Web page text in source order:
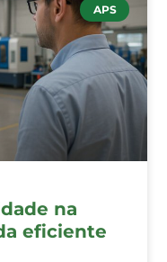
APS
na
eficiente